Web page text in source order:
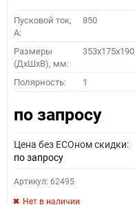
Пусковой ток,
A:
850
Размеры
(ДхШхВ), мм:
353x175x190
Полярность: 1
по запросу
Цена без ECOном скидки:
по запросу
Артикул: 62495
Нет в наличии